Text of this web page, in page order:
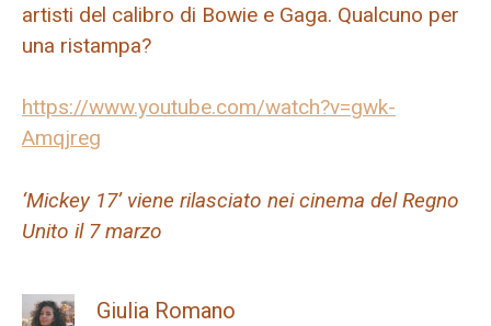
artisti del calibro di Bowie e Gaga. Qualcuno per
una ristampa?
https://www.youtube.com/watch?v=gwk-
Amqjreg
‘Mickey 17’ viene rilasciato nei cinema del Regno
Unito il 7 marzo
Giulia Romano